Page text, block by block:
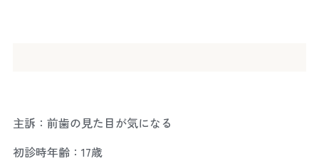
主訴：前歯の見た目が気になる
初診時年齢：17歳